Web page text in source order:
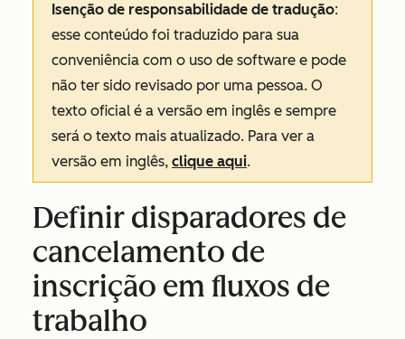
Isenção de responsabilidade de tradução:
esse conteúdo foi traduzido para sua
conveniência com o uso de software e pode
não ter sido revisado por uma pessoa. O
texto oficial é a versão em inglês e sempre
será o texto mais atualizado. Para ver a
versão em inglês, clique aqui.
Definir disparadores de
cancelamento de
inscrição em fluxos de
trabalho